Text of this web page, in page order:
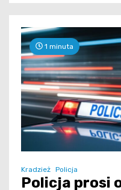
1 minuta
Kradzież Policja
Policja prosi